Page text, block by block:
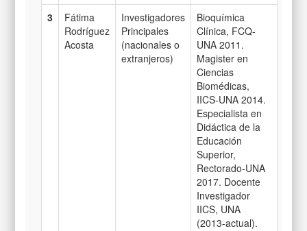
3
Fátima
Rodríguez
Acosta
Investigadores
Principales
(nacionales o
extranjeros)
Bioquímica
Clínica, FCQ-
UNA 2011.
Magister en
Ciencias
Biomédicas,
IICS-UNA 2014.
Especialista en
Didáctica de la
Educación
Superior,
Rectorado-UNA
2017. Docente
Investigador
IICS, UNA
(2013-actual).